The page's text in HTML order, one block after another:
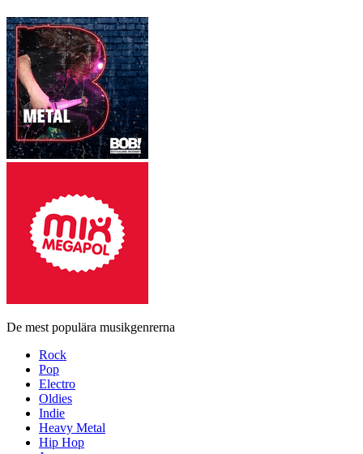
De mest populära musikgenrerna
Rock
Pop
Electro
Oldies
Indie
Heavy Metal
Hip Hop